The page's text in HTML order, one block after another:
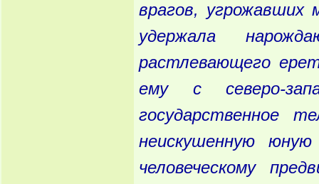
врагов, угрожавших
удержала
растлевающего
емуссеверо-
государственное
неискушенную юную
человеческому